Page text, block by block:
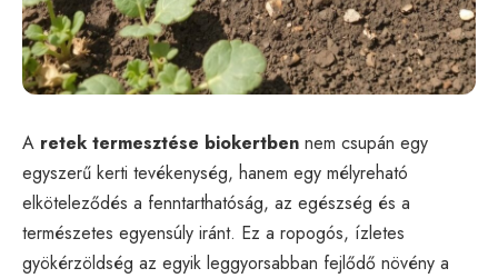
A retek termesztése biokertben nem csupán egy
egyszerű kerti tevékenység, hanem egy mélyreható
elköteleződés a fenntarthatóság, az egészség és a
természetes egyensúly iránt. Ez a ropogós, ízletes
gyökérzöldség az egyik leggyorsabban fejlődő növény a